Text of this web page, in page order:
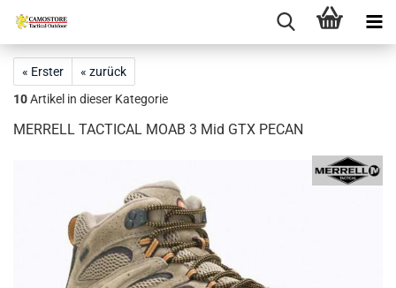
« Erster
« zurück
10Artikel in dieser Kategorie
MERRELL TACTICAL MOAB 3 Mid GTX PECAN